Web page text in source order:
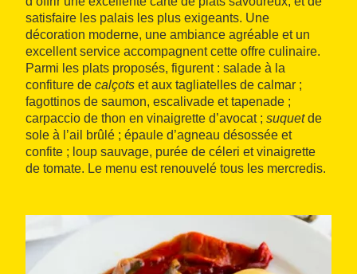
satisfaire les palais les plus exigeants. Une
décoration moderne, une ambiance agréable et un
excellent service accompagnent cette offre culinaire.
Parmi les plats proposés, figurent : salade à la
confiture de calçots et aux tagliatelles de calmar ;
fagottinos de saumon, escalivade et tapenade ;
carpaccio de thon en vinaigrette d’avocat ; suquetde
sole à l’ail brûlé ; épaule d’agneau désossée et
confite ; loup sauvage, purée de céleri et vinaigrette
de tomate. Le menu est renouvelé tous les mercredis.